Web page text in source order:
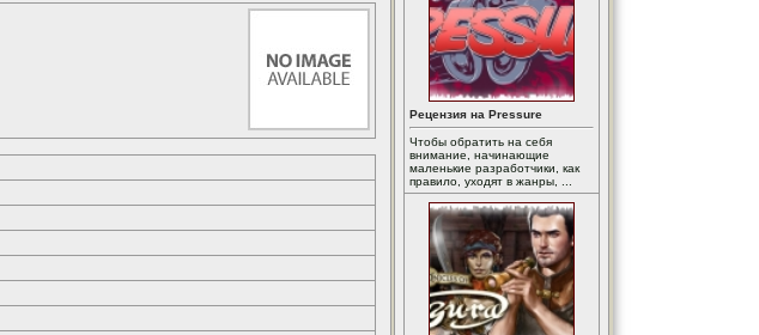
Рецензия на Pressure
Чтобы обратить на себя
внимание, начинающие
маленькие разработчики, как
правило, уходят в жанры, ...